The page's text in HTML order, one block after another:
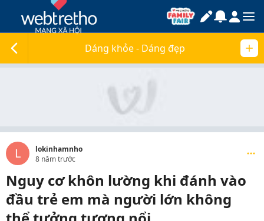
Dáng khỏe - Dáng đẹp
L
lokinhamnho
8 năm trước
Nguy cơ khôn lường khi đánh vào
đầu trẻ em mà người lớn không